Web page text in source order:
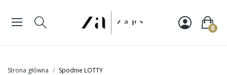
0
Strona główna Spodnie LOTTY